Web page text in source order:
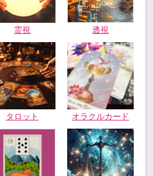
霊視 透視
タロット オラクルカード